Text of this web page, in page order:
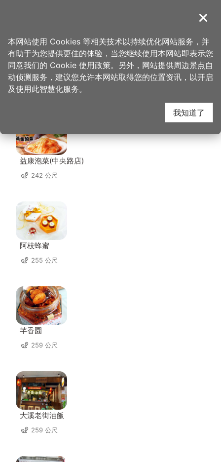
導覽
首页 > 想去的地方 > 美食、购物 > 万里香食品厂
万里香食品厂 周边店家
益康泡菜(中央路店)
242 公尺
阿枝蜂蜜
255 公尺
芊香園
259 公尺
大溪老街油飯
259 公尺
关闭
本网站使用 Cookies 等相关技术以持续优化网站服务，并
有助于为您提供更佳的体验，当您继续使用本网站即表示您
同意我们的 Cookie 使用政策。另外，网站提供周边景点自
动侦测服务，建议您允许本网站取得您的位置资讯，以开启
及使用此智慧化服务。
我知道了